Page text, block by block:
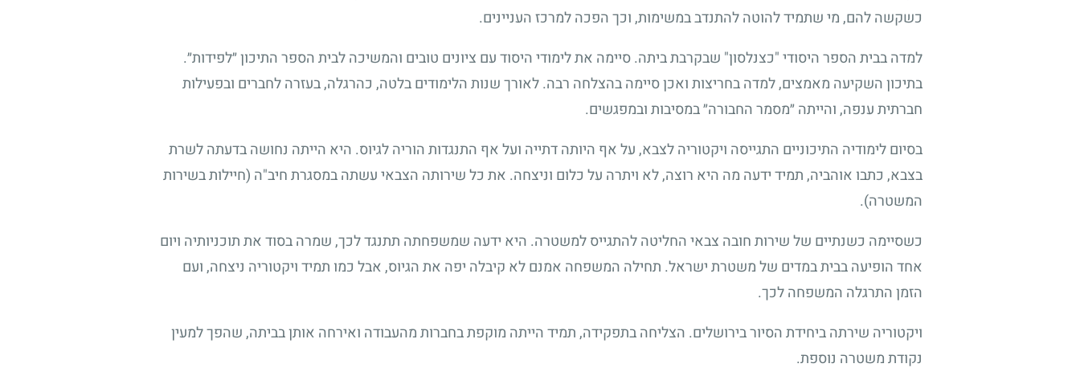
כשקשה להם, מי שתמיד להוטה להתנדב במשימות, וכך הפכה למרכז העניינים.
למדה בבית הספר היסודי "כצנלסון" שבקרבת ביתה. סיימה את לימודי היסוד עם ציונים טובים והמשיכה לבית הספר התיכון ״לפידות״.
בתיכון השקיעה מאמצים, למדה בחריצות ואכן סיימה בהצלחה רבה. לאורך שנות הלימודים בלטה, כהרגלה, בעזרה לחברים ובפעילות
חברתית ענפה, והייתה ״מסמר החבורה״ במסיבות ובמפגשים.
בסיום לימודיה התיכוניים התגייסה ויקטוריה לצבא, על אף היותה דתייה ועל אף התנגדות הוריה לגיוס. היא הייתה נחושה בדעתה לשרת
בצבא, כתבו אוהביה, תמיד ידעה מה היא רוצה, לא ויתרה על כלום וניצחה. את כל שירותה הצבאי עשתה במסגרת חיב"ה (חיילות בשירות
המשטרה).
כשסיימה כשנתיים של שירות חובה צבאי החליטה להתגייס למשטרה. היא ידעה שמשפחתה תתנגד לכך, שמרה בסוד את תוכניותיה ויום
אחד הופיעה בבית במדים של משטרת ישראל. תחילה המשפחה אמנם לא קיבלה יפה את הגיוס, אבל כמו תמיד ויקטוריה ניצחה, ועם
הזמן התרגלה המשפחה לכך.
ויקטוריה שירתה ביחידת הסיור בירושלים. הצליחה בתפקידה, תמיד הייתה מוקפת בחברות מהעבודה ואירחה אותן בביתה, שהפך למעין
נקודת משטרה נוספת.